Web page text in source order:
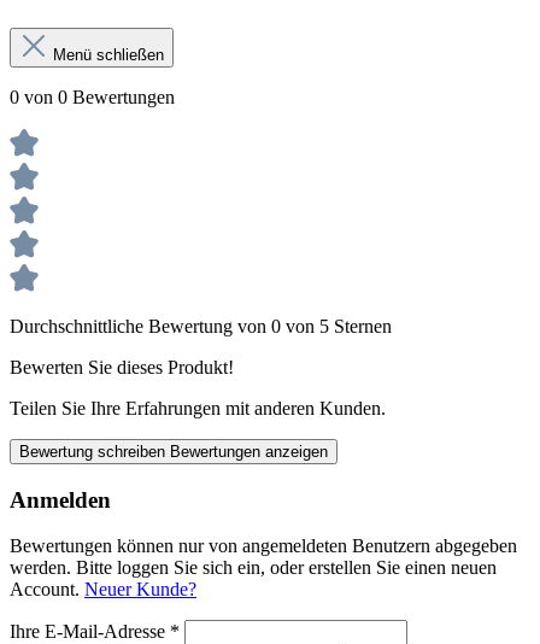
Menü schließen
0 von 0 Bewertungen
Durchschnittliche Bewertung von 0 von 5 Sternen
Bewerten Sie dieses Produkt!
Teilen Sie Ihre Erfahrungen mit anderen Kunden.
Bewertung schreiben Bewertungen anzeigen
Anmelden
Bewertungen können nur von angemeldeten Benutzern abgegeben
werden. Bitte loggen Sie sich ein, oder erstellen Sie einen neuen
Account. Neuer Kunde?
Ihre E-Mail-Adresse *